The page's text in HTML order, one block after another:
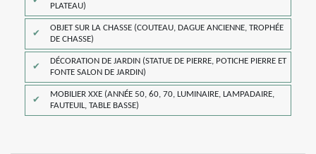
PLATEAU)
OBJET SUR LA CHASSE (COUTEAU, DAGUE ANCIENNE, TROPHÉE
DE CHASSE)
DÉCORATION DE JARDIN (STATUE DE PIERRE, POTICHE PIERRE ET
FONTE SALON DE JARDIN)
MOBILIER XXE (ANNÉE 50, 60, 70, LUMINAIRE, LAMPADAIRE,
FAUTEUIL, TABLE BASSE)